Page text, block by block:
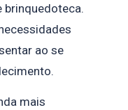
brinquedoteca.
ao se
mais